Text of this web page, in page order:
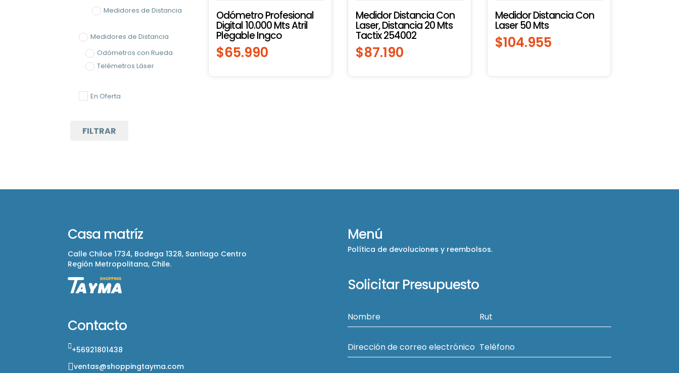
Medidores de Distancia
Medidores de Distancia
Odómetros con Rueda
Telémetros Láser
En Oferta
FILTRAR
Odómetro Profesional
Digital 10.000 Mts Atril
Plegable Ingco
$65.990
Medidor Distancia Con
Laser, Distancia 20 Mts
Tactix 254002
$87.190
Medidor Distancia Con
Laser 50 Mts
$104.955
Casa matríz
Calle Chiloe 1734, Bodega 1328, Santiago Centro
Región Metropolitana, Chile.
Contacto
+56921801438
ventas@shoppingtayma.com
Menú
Política de devoluciones y reembolsos.
Solicitar Presupuesto
Nombre Rut
Dirección de correo electrónico Teléfono